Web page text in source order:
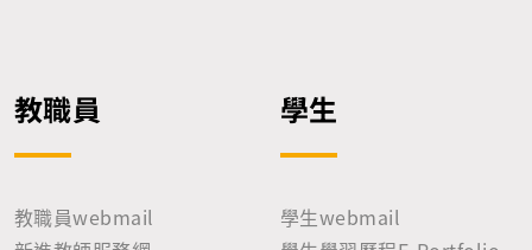
教職員
教職員webmail
學生
學生webmail